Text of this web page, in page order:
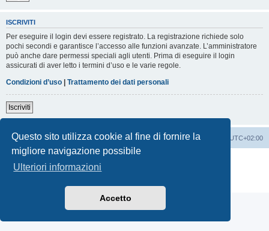
Questo sito utilizza cookie al fine di fornire la
migliore navigazione possibile
Ulteriori informazioni
Accetto
ISCRIVITI
Per eseguire il login devi essere registrato. La registrazione richiede solo
pochi secondi e garantisce l’accesso alle funzioni avanzate. L’amministratore
può anche dare permessi speciali agli utenti. Prima di eseguire il login
assicurati di aver letto i termini d’uso e le varie regole.
Condizioni d’uso | Trattamento dei dati personali
Iscriviti
Indice Tutti gli orari sono UTC+02:00
Cancella cookie
Contattaci
Traduzione Italiana